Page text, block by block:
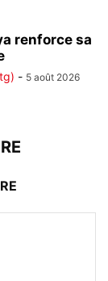
renforce sa
- 5 août 2026